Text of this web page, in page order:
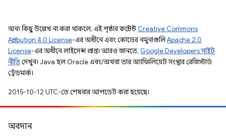
অন্য কিছু উল্লেখ না করা থাকলে, এই পৃষ্ঠার কন্টেন্ট Creative Commons
Attribution 4.0 License-এর অধীনে এবং কোডের নমুনাগুলিApache 2.0
License-এর অধীনে লাইসেন্স প্রাপ্ত। আরও জানতে, Google Developers সাইট
নীতিদেখুন। Java হল Oracle এবং/অথবা তার অ্যাফিলিয়েট সংস্থার রেজিস্টার্ড
ট্রেডমার্ক।
2015-10-12 UTC-তে শেষবার আপডেট করা হয়েছে।
অবদান